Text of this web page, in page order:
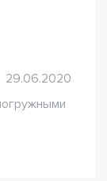
29.06.2020